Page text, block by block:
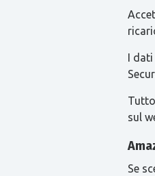
I
sul
Se